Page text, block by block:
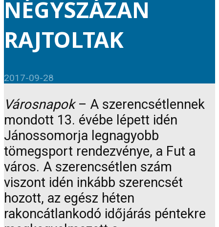
NÉGYSZÁZAN
RAJTOLTAK
2017-09-28
Városnapok– A szerencsétlennek
mondott 13. évébe lépett idén
Jánossomorja legnagyobb
tömegsport rendezvénye, a Fut a
város. A szerencsétlen szám
viszont idén inkább szerencsét
hozott, az egész héten
rakoncátlankodó időjárás péntekre